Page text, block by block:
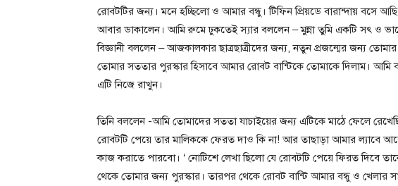
রোবটটির জন্য। মনে হচ্ছিলো ও আমার বন্ধু। টিফিন প্রিয়ডে বারান্দায় বসে
আবার ডাকালেন। আমি রুমে ঢুকতেই স্যার বললেন – মুন্না তুমি একটি সৎ ও
বিজ্ঞানী বললেন – আজকালকার ছাত্রছাত্রীদের জন্য, নতুন প্রজন্মের জন্য
তোমার সততার পুরস্কার হিসাবে আমার রোবট বান্টিকে তোমাকে দিলাম।
এটি নিজে রাখুন।
তিনি বললেন -আমি তোমাদের সততা যাচাইয়ের জন্য এটিকে মাঠে ফেলে
রোবটটি পেয়ে তার মালিককে ফেরত দাও কি না! আর তাছাড়া আমার ল্যাবে
কাজ করাতে পারবো। ‘ নোটিশে লেখা ছিলো যে রোবটটি পেয়ে ফিরত দিবে
থেকে তোমার জন্য পুরস্কার। তারপর থেকে রোবট বান্টি আমার বন্ধু ও খেলার